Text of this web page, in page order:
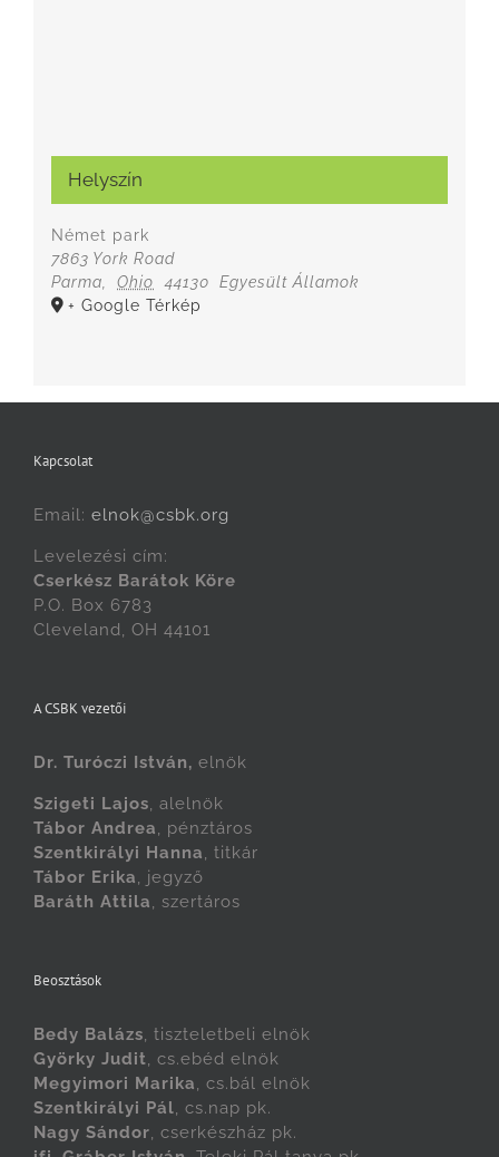
Helyszín
Német park
7863 York Road
Parma, Ohio 44130
Egyesült Államok
+ Google Térkép
Kapcsolat
Email: elnok@csbk.org
Levelezési cím:
Cserkész Barátok Köre
P.O. Box 6783
Cleveland, OH 44101
A CSBK vezetői
Dr. Turóczi István, elnök
Szigeti Lajos, alelnök
Tábor Andrea, pénztáros
Szentkirályi Hanna, titkár
Tábor Erika, jegyző
Baráth Attila, szertáros
Beosztások
Bedy Balázs, tiszteletbeli elnök
Györky Judit, cs.ebéd elnök
Megyimori Marika, cs.bál elnök
Szentkirályi Pál, cs.nap pk.
Nagy Sándor, cserkészház pk.